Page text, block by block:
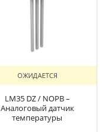
ОЖИДАЕТСЯ
LM35 DZ / NOPB –
Аналоговый датчик
температуры